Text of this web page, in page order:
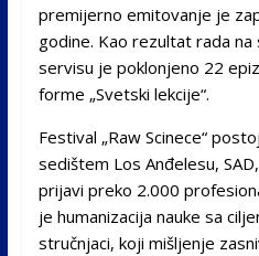
premijerno emitovanje je
godine. Kao rezultat rada na
servisu je poklonjeno 22
forme „Svetski lekcije“.
Festival „Raw Scinece“
sedištem Los Anđelesu,
prijavi preko 2.000
je humanizacija nauke sa
stručnjaci, koji mišljenje